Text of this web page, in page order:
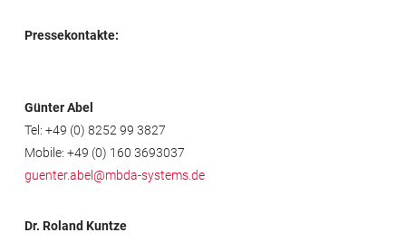
Pressekontakte:
Günter Abel
Tel: +49 (0) 8252 99 3827
Mobile: +49 (0) 160 3693037
guenter.abel@mbda-systems.de
Dr. Roland Kuntze